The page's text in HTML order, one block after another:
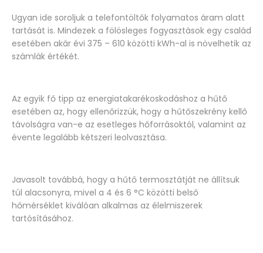
Ugyan ide soroljuk a telefontöltők folyamatos áram alatt
tartását is. Mindezek a fölösleges fogyasztások egy család
esetében akár évi 375 – 610 közötti kWh-al is növelhetik az
számlák értékét.
Az egyik fő tipp az energiatakarékoskodáshoz a hűtő
esetében az, hogy ellenőrizzük, hogy a hűtőszekrény kellő
távolságra van-e az esetleges hőforrásoktól, valamint az
évente legalább kétszeri leolvasztása.
Javasolt továbbá, hogy a hűtő termosztátját ne állítsuk
túl alacsonyra, mivel a 4 és 6 °C közötti belső
hőmérséklet kiválóan alkalmas az élelmiszerek
tartósításához.